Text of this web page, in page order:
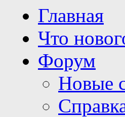
Главная
Что
Форум
Новые